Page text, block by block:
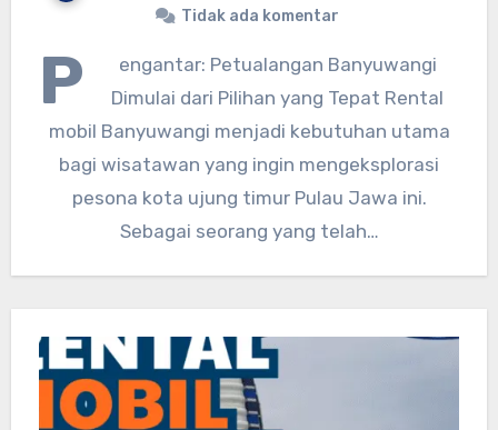
Tidak ada komentar
P
engantar: Petualangan Banyuwangi
Dimulai dari Pilihan yang Tepat Rental
mobil Banyuwangi menjadi kebutuhan utama
bagi wisatawan yang ingin mengeksplorasi
pesona kota ujung timur Pulau Jawa ini.
Sebagai seorang yang telah…